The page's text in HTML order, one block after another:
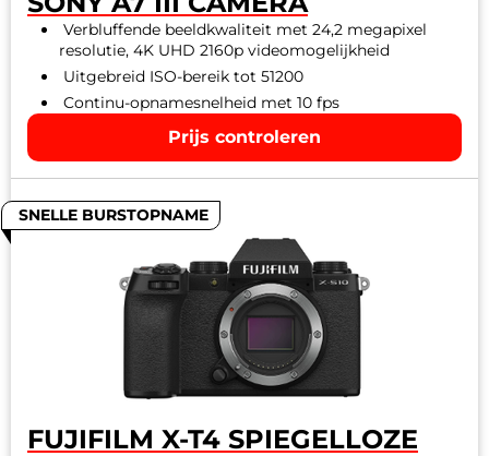
Verbluffende beeldkwaliteit met 24,2 megapixel
resolutie, 4K UHD 2160p videomogelijkheid
Uitgebreid ISO-bereik tot 51200
Continu-opnamesnelheid met 10 fps
Prijs controleren
SNELLE BURSTOPNAME
FUJIFILM X-T4 SPIEGELLOZE